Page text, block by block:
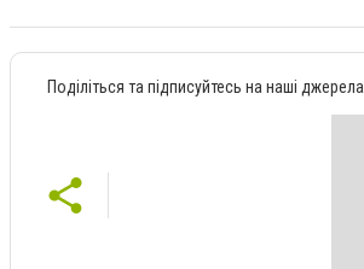
Поділіться та підписуйтесь на наші джерела